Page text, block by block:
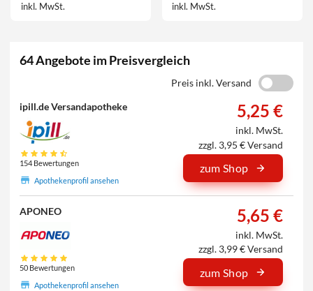
inkl. MwSt.
inkl. MwSt.
64 Angebote im Preisvergleich
Preis inkl. Versand
ipill.de Versandapotheke
154 Bewertungen
Apothekenprofil ansehen
5,25 €
inkl. MwSt.
zzgl. 3,95 € Versand
zum Shop
APONEO
50 Bewertungen
Apothekenprofil ansehen
5,65 €
inkl. MwSt.
zzgl. 3,99 € Versand
zum Shop